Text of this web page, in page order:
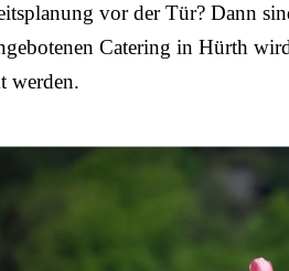
vor der Tür? Dann
Catering in Hürth
werden.